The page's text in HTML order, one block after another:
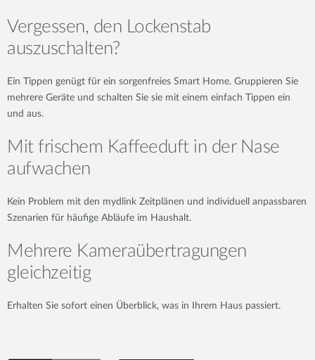
Vergessen, den Lockenstab
auszuschalten?
Ein Tippen genügt für ein sorgenfreies Smart Home. Gruppieren Sie
mehrere Geräte und schalten Sie sie mit einem einfach Tippen ein
und aus.
Mit frischem Kaffeeduft in der Nase
aufwachen
Kein Problem mit den mydlink Zeitplänen und individuell anpassbaren
Szenarien für häufige Abläufe im Haushalt.
Mehrere Kameraübertragungen
gleichzeitig
Erhalten Sie sofort einen Überblick, was in Ihrem Haus passiert.